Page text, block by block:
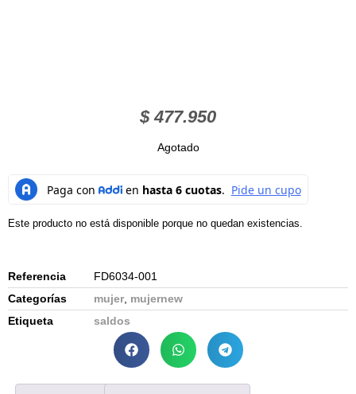
$477.950
Agotado
Este producto no está disponible porque no quedan existencias.
Referencia
FD6034-001
Categorías
mujer, mujernew
Etiqueta
saldos